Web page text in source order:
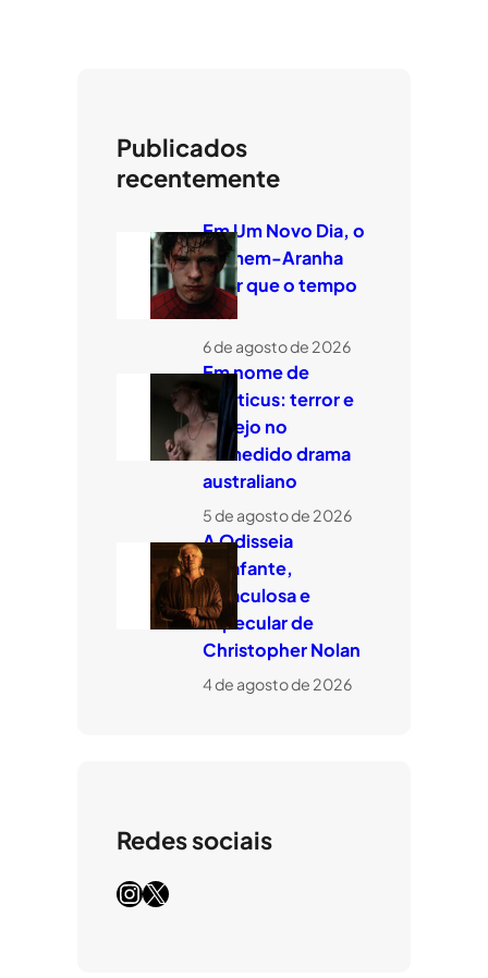
Publicados
recentemente
Em Um Novo Dia, o
Homem-Aranha
quer que o tempo
voe
6 de agosto de 2026
Em nome de
Leviticus: terror e
desejo no
comedido drama
australiano
5 de agosto de 2026
A Odisseia
estafante,
miraculosa e
especular de
Christopher Nolan
4 de agosto de 2026
Redes sociais
InstagramX